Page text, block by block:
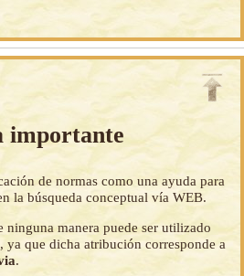
importante
de normas como una ayuda para
la búsqueda conceptual vía WEB.
ninguna manera puede ser utilizado
ya que dicha atribución corresponde a
.